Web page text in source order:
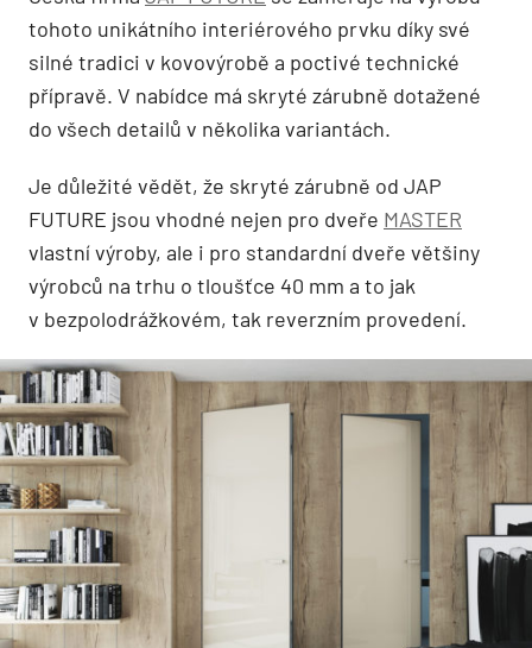
tohoto unikátního interiérového prvku díky své
silné tradici v kovovýrobě a poctivé technické
přípravě. V nabídce má skryté zárubně dotažené
do všech detailů v několika variantách.
Je důležité vědět, že skryté zárubně od JAP
FUTURE jsou vhodné nejen pro dveře MASTER
vlastní výroby, ale i pro standardní dveře většiny
výrobců na trhu o tloušťce 40 mm a to jak
v bezpolodrážkovém, tak reverzním provedení.